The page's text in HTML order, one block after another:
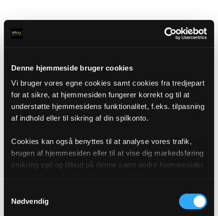
Denne hjemmeside bruger cookies
Vi bruger vores egne cookies samt cookies fra tredjepart
for at sikre, at hjemmesiden fungerer korrekt og til at
understøtte hjemmesidens funktionalitet, f.eks. tilpasning
af indhold eller til sikring af din spilkonto.
Cookies kan også benyttes til at analyse vores trafik,
brugen af hjemmesiden eller til at vise dig markedsføring
omkring spil og tilbud på denne samt andre hjemmesider
af cookies under "Detaljer" eller ved at klikke videre til
vores Cookiepolitik, som du finder i bunden af vores
Nødvendig